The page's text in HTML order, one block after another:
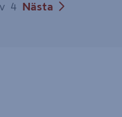
4 Nästa